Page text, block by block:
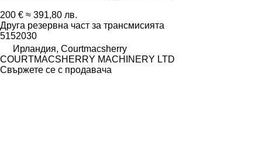
200 € ≈ 391,80 лв.
Друга резервна част за трансмисията
5152030
Ирландия, Courtmacsherry
COURTMACSHERRY MACHINERY LTD
Свържете се с продавача